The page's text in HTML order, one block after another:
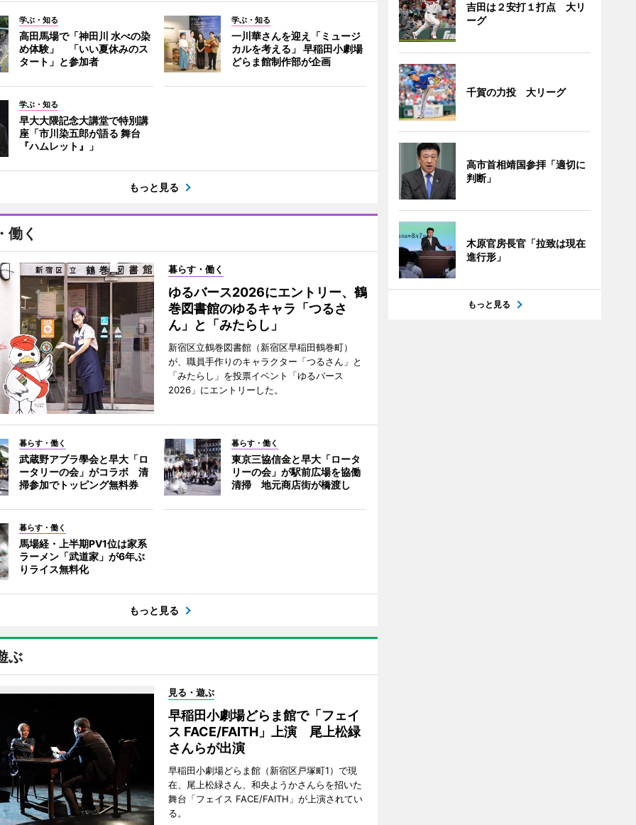
学ぶ・知る
高田馬場で「神田川 水べの染
め体験」 「いい夏休みのス
タート」と参加者
学ぶ・知る
一川華さんを迎え「ミュージ
カルを考える」 早稲田小劇場
どらま館制作部が企画
学ぶ・知る
早大大隈記念大講堂で特別講
座「市川染五郎が語る 舞台
『ハムレット』」
もっと見る
働く
暮らす・働く
ゆるバース2026にエントリー、鶴
巻図書館のゆるキャラ「つるさ
ん」と「みたらし」
新宿区立鶴巻図書館（新宿区早稲田鶴巻町）
が、職員手作りのキャラクター「つるさん」と
「みたらし」を投票イベント「ゆるバース
2026」にエントリーした。
暮らす・働く
武蔵野アブラ學会と早大「ロ
ータリーの会」がコラボ 清
掃参加でトッピング無料券
暮らす・働く
東京三協信金と早大「ロータ
リーの会」が駅前広場を協働
清掃 地元商店街が橋渡し
暮らす・働く
馬場経・上半期PV1位は家系
ラーメン「武道家」が6年ぶ
りライス無料化
もっと見る
ぶ
見る・遊ぶ
早稲田小劇場どらま館で「フェイ
ス FACE/FAITH」上演 尾上松緑
さんらが出演
早稲田小劇場どらま館（新宿区戸塚町1）で現
在、尾上松緑さん、和央ようかさんらを招いた
舞台「フェイス FACE/FAITH」が上演されてい
る。
吉田は２安打１打点 大リ
ーグ
千賀の力投 大リーグ
高市首相靖国参拝「適切に
判断」
木原官房長官「拉致は現在
進行形」
もっと見る